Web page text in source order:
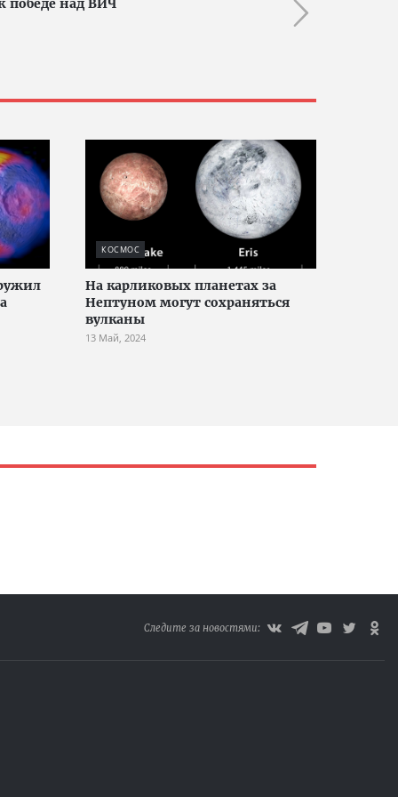
победе над ВИЧ
КОСМОС
На карликовых планетах за
Нептуном могут сохраняться
вулканы
13 Май, 2024
Следите за новостями: